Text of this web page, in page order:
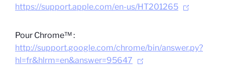
https://support.apple.com/en-us/HT201265
Pour Chrome™ :
http://support.google.com/chrome/bin/answer.py?
hl=fr&hlrm=en&answer=95647